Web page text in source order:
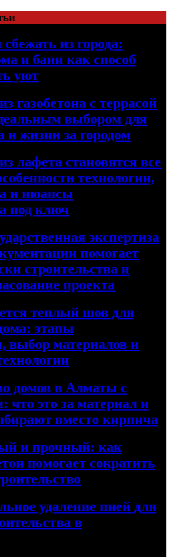
сбежать из города:
и бани как способ
уют
газобетона с террасой
выбором для
и жизни за городом
лафета становятся все
технологии,
и нюансы
под ключ
экспертиза
помогает
строительства и
проекта
теплый шов для
этапы
выбор материалов и
домов в Алматы с
что это за материал и
вместо кирпича
и прочный: как
помогает сократить
удаление пней для
в